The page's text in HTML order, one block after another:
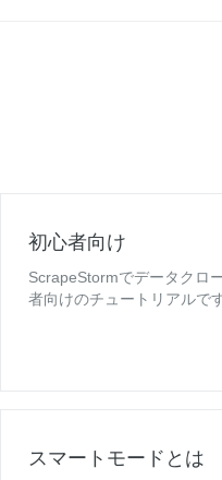
初心者向け
ScrapeStormでデータクロ
者向けのチュートリアルです
スマートモードとは